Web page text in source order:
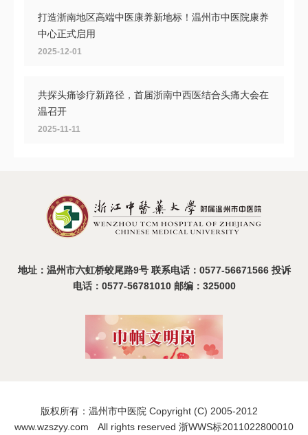
打造浙南地区高端中医康养新地标！温州市中医院康养
中心正式启用
2025-12-01
共探头痛诊疗新路径，首届浙南中西医结合头痛大会在
温召开
2025-11-11
2025-10-31
地址：温州市六虹桥蛟尾路9号 联系电话：0577-56671566 投诉
电话：0577-56781010 邮编：325000
版权所有：温州市中医院 Copyright (C) 2005-2012
www.wzszyy.com All rights reserved 浙WWS标2011022800010